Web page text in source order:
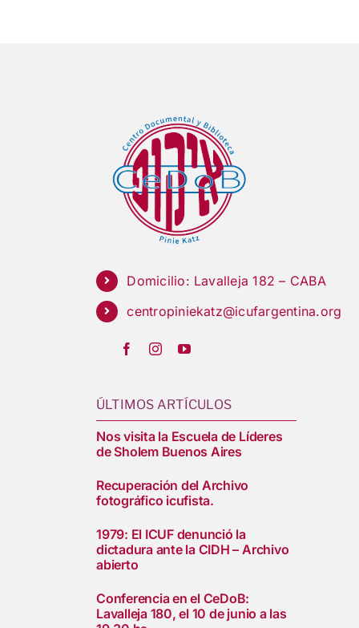
Domicilio: Lavalleja 182 – CABA
centropiniekatz@icufargentina.org
ÚLTIMOS ARTÍCULOS
Nos visita la Escuela de Líderes
de Sholem Buenos Aires
Recuperación del Archivo
fotográfico icufista.
1979: El ICUF denunció la
dictadura ante la CIDH – Archivo
abierto
Conferencia en el CeDoB:
Lavalleja 180, el 10 de junio a las